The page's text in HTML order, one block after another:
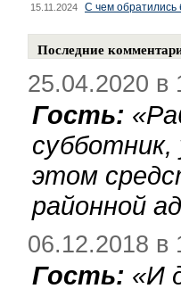
15.11.2024 С чем обратились
Последние
25.04.2020 в
Гость: «
субботник,
этом
районной
06.12.2018 в
Гость: «И